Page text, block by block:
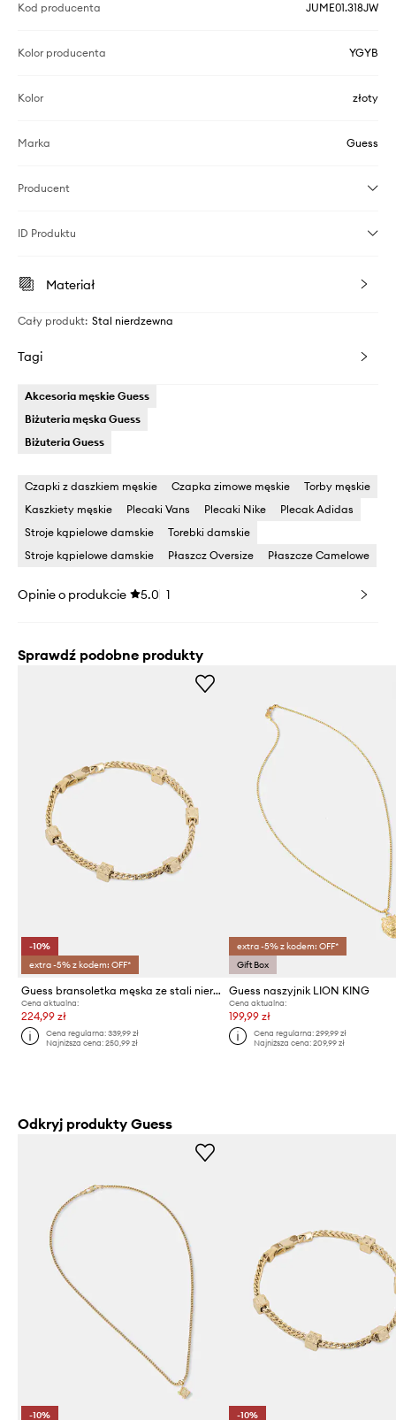
Kod producenta JUME01.318JW
Kolor producenta YGYB
Kolor złoty
Marka Guess
Producent
ID Produktu
Materiał
Cały produkt: Stal nierdzewna
Tagi
Akcesoria męskie Guess
Biżuteria męska Guess
Biżuteria Guess
Czapki z daszkiem męskie Czapka zimowe męskie
Torby męskie
Kaszkiety męskie
Plecaki Vans Plecaki Nike
Plecak Adidas
Stroje kąpielowe damskie
Torebki damskie
Stroje kąpielowe damskie
Płaszcz Oversize Płaszcze Camelowe
Opinie o produkcie 5.0 1
Sprawdź podobne produkty
-10%
extra -5% z kodem: OFF*
Guess bransoletka męska ze stali nierdzewnej 4G FRONTIERS
Cena aktualna:
224,99 zł
Cena regularna:339,99 zł
Najniższa cena:250,99 zł
extra -5% z kodem: OFF*
Gift Box
Guess naszyjnik LION KING
Cena aktualna:
199,99 zł
Cena regularna: 299,99 zł
Najniższa cena: 209,99 zł
Odkryj produkty Guess
-10%
-10%